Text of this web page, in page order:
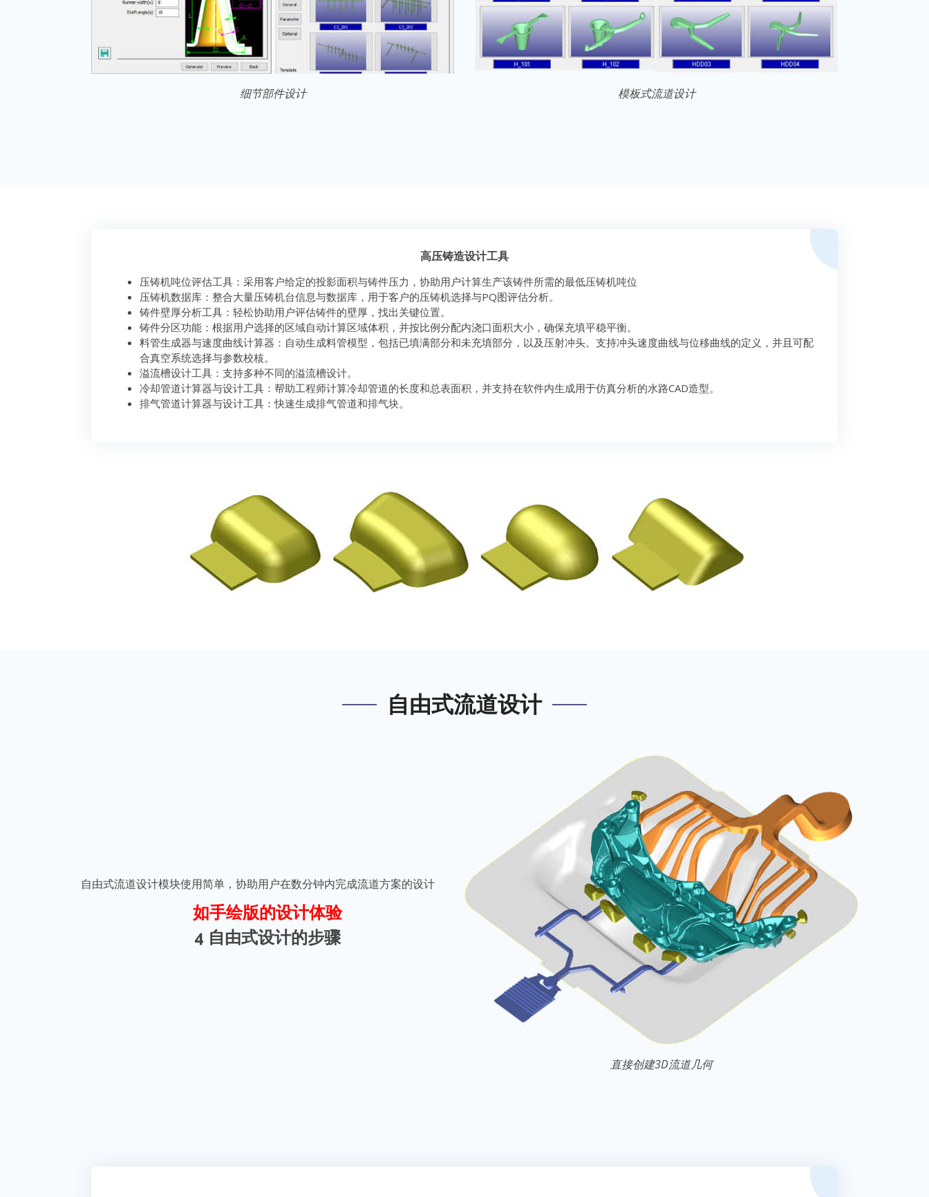
细节部件设计 模板式流道设计
高压铸造设计工具
压铸机吨位评估工具：采用客户给定的投影面积与铸件压力，协助用户计算生产该铸件所需的最低压铸机吨位
压铸机数据库：整合大量压铸机台信息与数据库，用于客户的压铸机选择与PQ图评估分析。
铸件壁厚分析工具：轻松协助用户评估铸件的壁厚，找出关键位置。
铸件分区功能：根据用户选择的区域自动计算区域体积，并按比例分配内浇口面积大小，确保充填平稳平衡。
料管生成器与速度曲线计算器：自动生成料管模型，包括已填满部分和未充填部分，以及压射冲头。支持冲头速度曲线与位移曲线的定义，并且可配
合真空系统选择与参数校核。
溢流槽设计工具：支持多种不同的溢流槽设计。
冷却管道计算器与设计工具：帮助工程师计算冷却管道的长度和总表面积，并支持在软件内生成用于仿真分析的水路CAD造型。
排气管道计算器与设计工具：快速生成排气管道和排气块。
自由式流道设计
自由式流道设计模块使用简单，协助用户在数分钟内完成流道方案的设计
如手绘版的设计体验
4 自由式设计的步骤
直接创建3D流道几何